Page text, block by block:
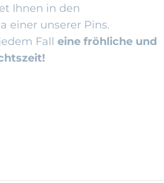
Ihnen in den
einer unserer Pins.
Fall eine fröhliche und